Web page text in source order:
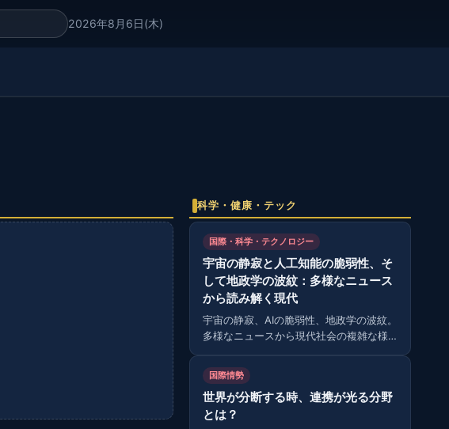
2026年8月6日(木)
科学・健康・テック
国際・科学・テクノロジー
宇宙の静寂と人工知能の脆弱性、そ
して地政学の波紋：多様なニュース
から読み解く現代
宇宙の静寂、AIの脆弱性、地政学の波紋。
多様なニュースから現代社会の複雑な様
国際情勢
世界が分断する時、連携が光る分野
とは？